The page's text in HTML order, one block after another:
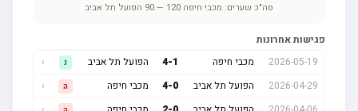
סה"כ שערים:מכבי חיפה 120
—
90 הפועל תל אביב
פגישות אחרונות
2026-05-19
מכבי חיפה 4 הפועל תל אביב
2026-04-29
הפועל תל אביב 4- מכבי חיפה